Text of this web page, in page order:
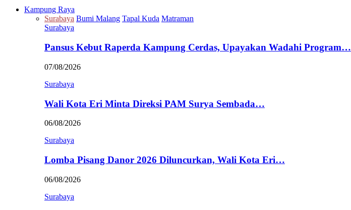
Kampung Raya
Surabaya Bumi Malang Tapal Kuda Matraman
Surabaya
Pansus Kebut Raperda Kampung Cerdas, Upayakan Wadahi Program…
07/08/2026
Surabaya
Wali Kota Eri Minta Direksi PAM Surya Sembada…
06/08/2026
Surabaya
Lomba Pisang Danor 2026 Diluncurkan, Wali Kota Eri…
06/08/2026
Surabaya